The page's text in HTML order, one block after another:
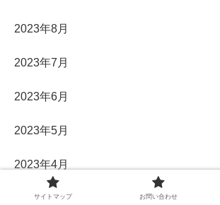
2023年8月
2023年7月
2023年6月
2023年5月
2023年4月
2023年3月
サイトマップ お問い合わせ